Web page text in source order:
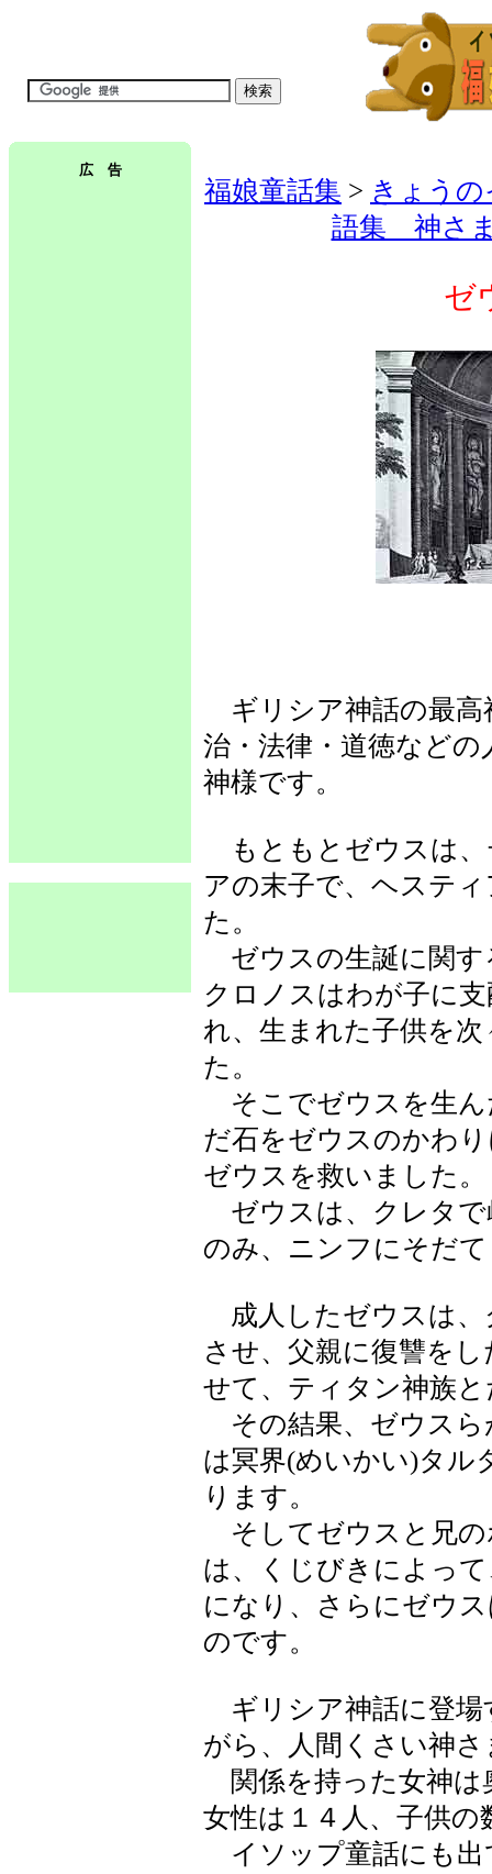
広 告
福娘童話集 > きょう
語集 神さ
ゼ
ギリシア神話の最高
治・法律・道徳など
神様です。
もともとゼウスは、
アの末子で、ヘステ
た。
ゼウスの生誕に関す
クロノスはわが子に
れ、生まれた子供を
た。
そこでゼウスを生ん
だ石をゼウスのかわ
ゼウスを救いました。
ゼウスは、クレタで
のみ、ニンフにそだ
成人したゼウスは、
させ、父親に復讐を
せて、ティタン神族
その結果、ゼウスら
は冥界(めいかい)タル
ります。
そしてゼウスと兄の
は、くじびきによっ
になり、さらにゼウ
のです。
ギリシア神話に登場
がら、人間くさい神
関係を持った女神は
女性は１４人、子供
イソップ童話にも出